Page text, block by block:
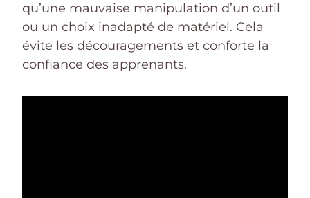
qu’une mauvaise manipulation d’un outil
ou un choix inadapté de matériel. Cela
évite les découragements et conforte la
confiance des apprenants.